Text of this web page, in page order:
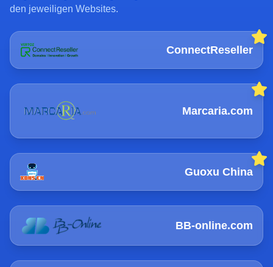
den jeweiligen Websites.
ConnectReseller
Marcaria.com
Guoxu China
BB-online.com